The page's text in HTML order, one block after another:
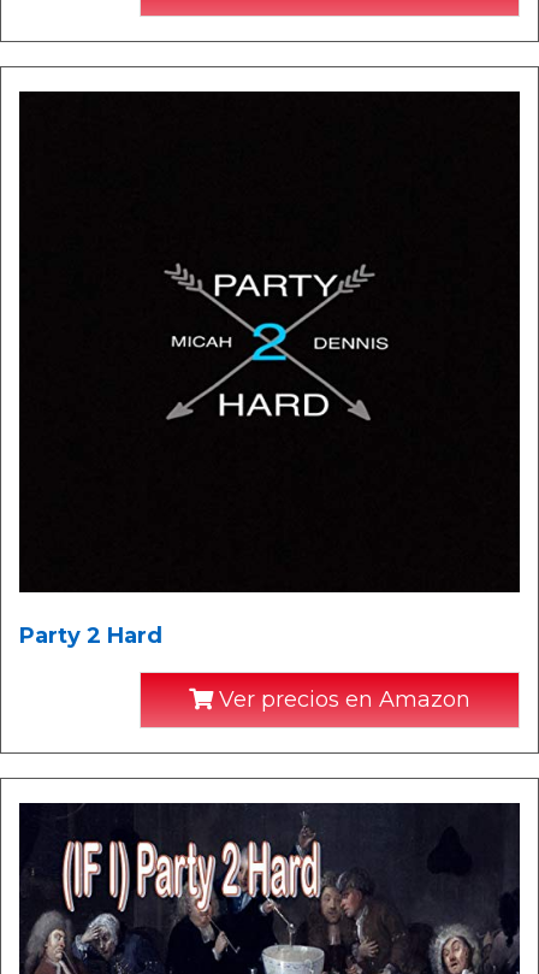
Party 2 Hard
Ver precios en Amazon